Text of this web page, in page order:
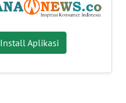
Install Aplikasi